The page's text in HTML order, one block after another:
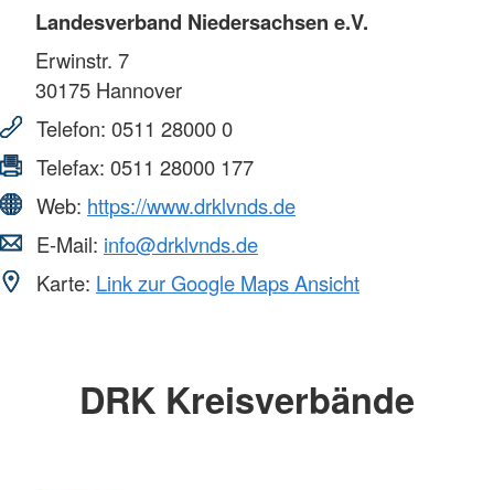
Landesverband Niedersachsen e.V.
Erwinstr. 7
30175 Hannover
Telefon: 0511 28000 0
Telefax: 0511 28000 177
Web: https://www.drklvnds.de
E-Mail: info@drklvnds.de
Karte: Link zur Google Maps Ansicht
DRK Kreisverbände